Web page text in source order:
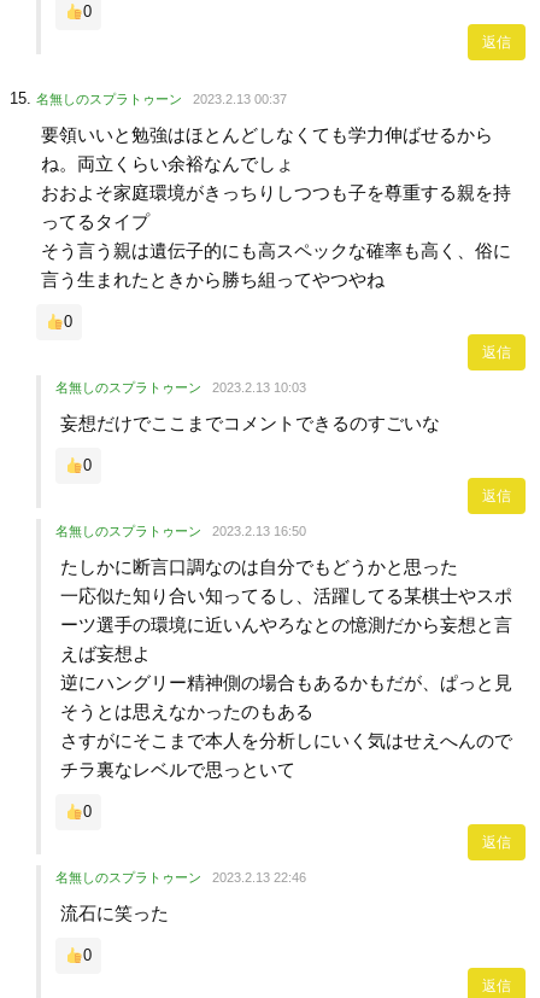
0
返信
名無しのスプラトゥーン 2023.2.13 00:37
要領いいと勉強はほとんどしなくても学力伸ばせるから
ね。両立くらい余裕なんでしょ
おおよそ家庭環境がきっちりしつつも子を尊重する親を持
ってるタイプ
そう言う親は遺伝子的にも高スペックな確率も高く、俗に
言う生まれたときから勝ち組ってやつやね
0
返信
名無しのスプラトゥーン 2023.2.13 10:03
妄想だけでここまでコメントできるのすごいな
0
返信
名無しのスプラトゥーン 2023.2.13 16:50
たしかに断言口調なのは自分でもどうかと思った
一応似た知り合い知ってるし、活躍してる某棋士やスポ
ーツ選手の環境に近いんやろなとの憶測だから妄想と言
えば妄想よ
逆にハングリー精神側の場合もあるかもだが、ぱっと見
そうとは思えなかったのもある
さすがにそこまで本人を分析しにいく気はせえへんので
チラ裏なレベルで思っといて
0
返信
名無しのスプラトゥーン 2023.2.13 22:46
流石に笑った
0
返信